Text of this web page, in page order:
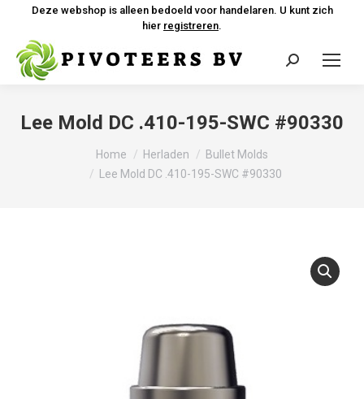
Deze webshop is alleen bedoeld voor handelaren. U kunt zich
hier registreren.
Zoeken:
Lee Mold DC .410-195-SWC #90330
Home Herladen
Bullet Molds
Lee Mold DC .410-195-SWC #90330